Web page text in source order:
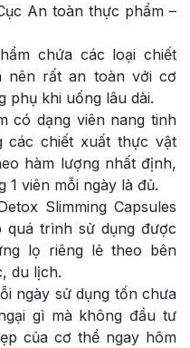
An toàn thực phẩm –
chứa các loại chiết
nên rất an toàn với cơ
phụ khi uống lâu dài.
có dạng viên nang tinh
các chiết xuất thực vật
hàm lượng nhất định,
1 viên mỗi ngày là đủ.
Slimming Capsules
quá trình sử dụng được
lọ riêng lẻ theo bên
du lịch.
ngày sử dụng tốn chưa
gì mà không đầu tư
của cơ thể ngay hôm